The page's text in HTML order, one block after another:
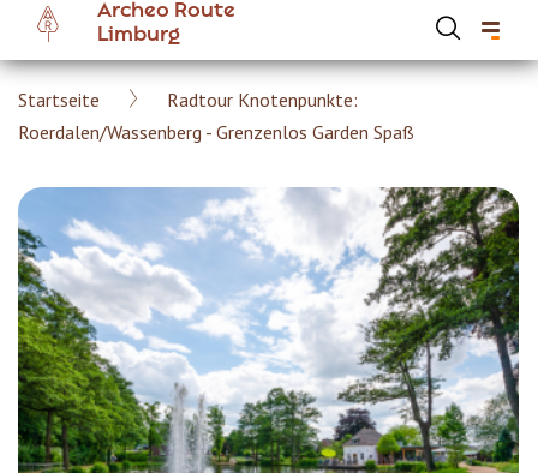
main
content
Archeo Route
Limburg
Breadcrumb
Startseite
Radtour Knotenpunkte:
Roerdalen/Wassenberg - Grenzenlos Garden Spaß